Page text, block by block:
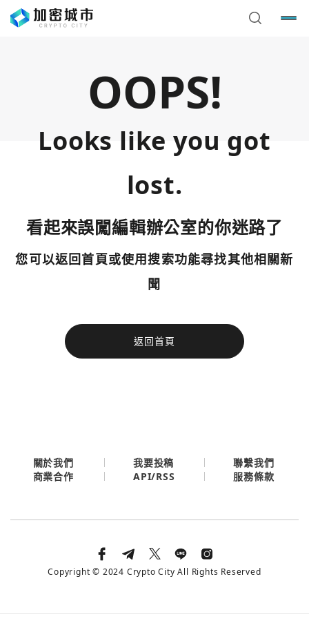
OOPS!
Looks like you got
lost.
看起來誤闖編輯辦公室的你迷路了
您可以返回首頁或使用搜索功能尋找其他相關新
聞
返回首頁
今日熱門
使用以下帳號繼續
您已閒置5分鐘，請點擊關閉按鈕或空白處，即可回到加密
今日熱門
關於我們 我要投稿
聯繫我們
商業合作
API/RSS 服務條款
Copyright © 2024 Crypto City All Rights Reserved